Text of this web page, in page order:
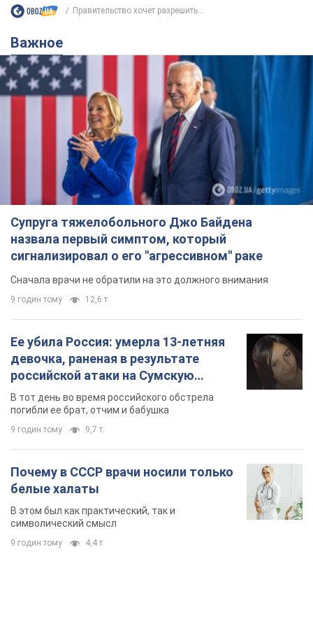
Правительство хочет разрешить...
Важное
Супруга тяжелобольного Джо Байдена
назвала первый симптом, который
сигнализировал о его "агрессивном" раке
Сначала врачи не обратили на это должного внимания
9 годин тому 12,6 т.
Ее убила Россия: умерла 13-летняя
девочка, раненая в результате
российской атаки на Сумскую
область. Фото
В тот день во время российского обстрела
погибли ее брат, отчим и бабушка
9 годин тому 9,7 т.
Почему в СССР врачи носили только
белые халаты
В этом был как практический, так и
символический смысл
9 годин тому 4,4 т.